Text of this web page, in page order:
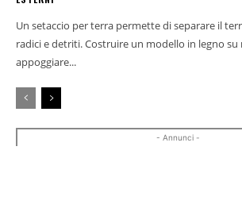
Un setaccio per terra permette di separare il
radici e detriti. Costruire un modello in legno su
appoggiare...
- Annunci -